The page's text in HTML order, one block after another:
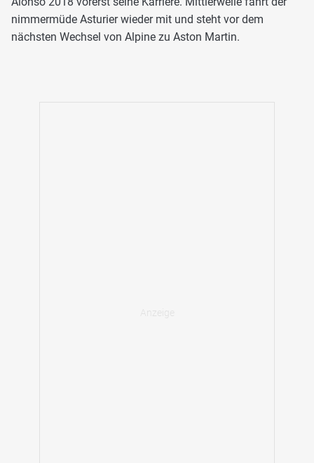
nimmermüde Asturier wieder mit und steht vor dem
nächsten Wechsel von Alpine zu Aston Martin.